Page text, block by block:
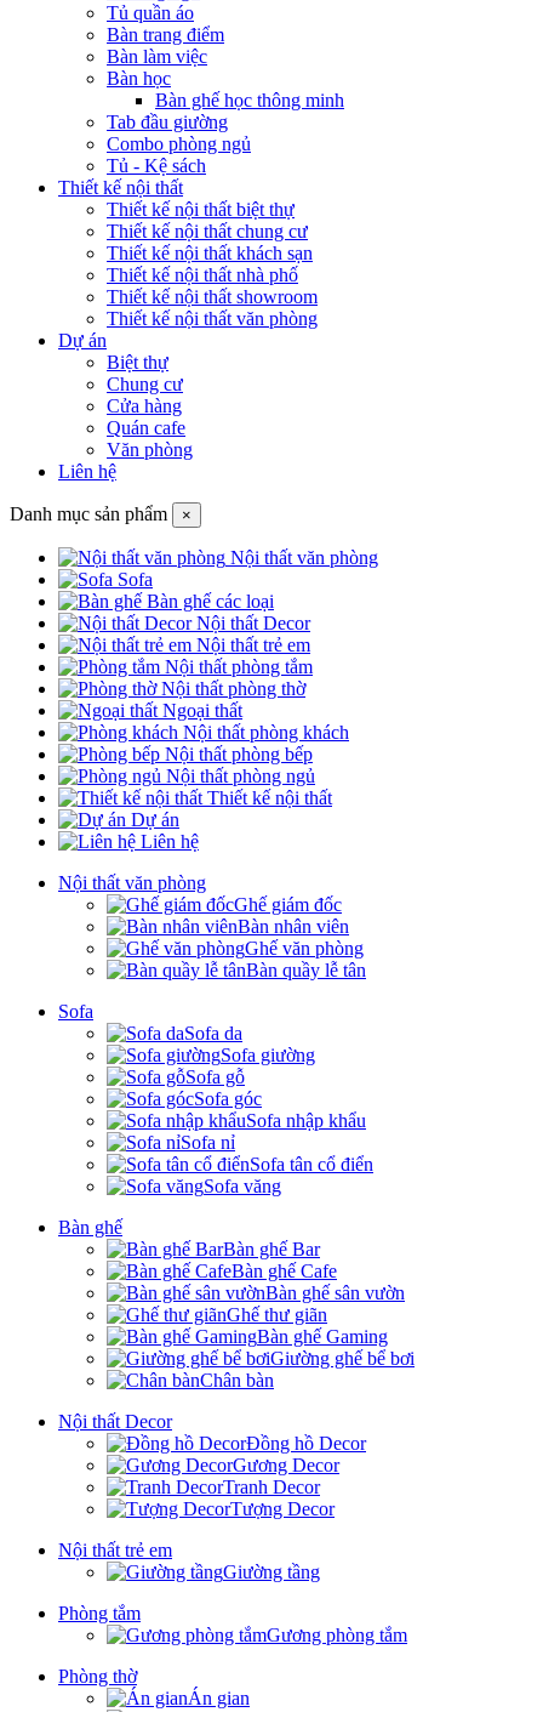
Tủ quần áo
Bàn trang điểm
Bàn làm việc
Bàn học
Bàn ghế học thông minh
Tab đầu giường
Combo phòng ngủ
Tủ - Kệ sách
Thiết kế nội thất
Thiết kế nội thất biệt thự
Thiết kế nội thất chung cư
Thiết kế nội thất khách sạn
Thiết kế nội thất nhà phố
Thiết kế nội thất showroom
Thiết kế nội thất văn phòng
Dự án
Biệt thự
Chung cư
Cửa hàng
Quán cafe
Văn phòng
Liên hệ
Danh mục sản phẩm ×
Nội thất văn phòng
Sofa
Bàn ghế các loại
Nội thất Decor
Nội thất trẻ em
Nội thất phòng tắm
Nội thất phòng thờ
Ngoại thất
Nội thất phòng khách
Nội thất phòng bếp
Nội thất phòng ngủ
Thiết kế nội thất
Dự án
Liên hệ
Nội thất văn phòng
Ghế giám đốc
Bàn nhân viên
Ghế văn phòng
Bàn quầy lễ tân
Sofa
Sofa da
Sofa giường
Sofa gỗ
Sofa góc
Sofa nhập khẩu
Sofa nỉ
Sofa tân cổ điển
Sofa văng
Bàn ghế
Bàn ghế Bar
Bàn ghế Cafe
Bàn ghế sân vườn
Ghế thư giãn
Bàn ghế Gaming
Giường ghế bể bơi
Chân bàn
Nội thất Decor
Đồng hồ Decor
Gương Decor
Tranh Decor
Tượng Decor
Nội thất trẻ em
Giường tầng
Phòng tắm
Gương phòng tắm
Phòng thờ
Án gian